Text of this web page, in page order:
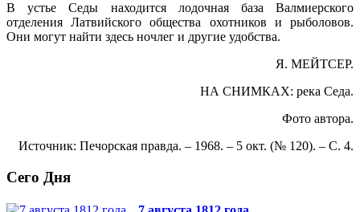
В устье Седы находится лодочная база Валмиерского
отделения Латвийского общества охотников и рыболовов.
Они могут найти здесь ночлег и другие удобства.
Я. МЕЙТСЕР.
НА СНИМКАХ: река Седа.
Фото автора.
Источник: Печорская правда. – 1968. – 5 окт. (№ 120). – С. 4.
Сего Дня